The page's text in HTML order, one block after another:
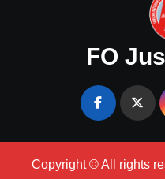
FO
Copyright © All rights